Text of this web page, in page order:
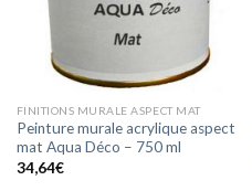
FINITIONS MURALE ASPECT MAT
Peinture murale acrylique aspect
mat Aqua Déco – 750 ml
34,64€